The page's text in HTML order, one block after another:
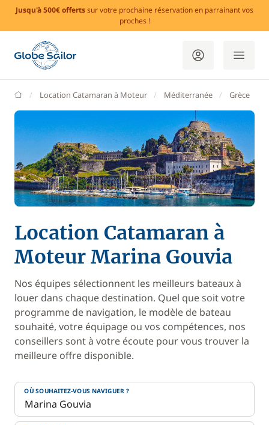
Jusqu'à 500€ offertssur votre prochaine réservation en parrainant vos
proches !
GlobeSailor
Location Catamaran à Moteur Méditerranée Grèce
Location Catamaran à
Moteur Marina Gouvia
Nos équipes sélectionnent les meilleurs bateaux à
louer dans chaque destination. Quel que soit votre
programme de navigation, le modèle de bateau
souhaité, votre équipage ou vos compétences, nos
conseillers sont à votre écoute pour vous trouver la
meilleure offre disponible.
OÙ SOUHAITEZ-VOUS NAVIGUER ?